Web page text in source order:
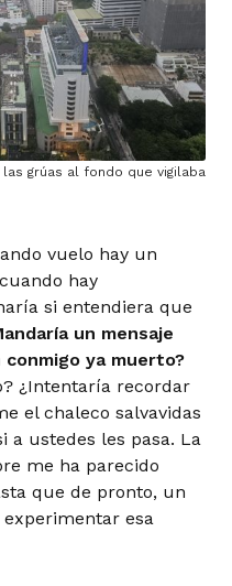
grúas al fondo que vigilaba
vuelo hay un
hay
si entendiera que
un mensaje
ya muerto?
¿Intentaría recordar
el chaleco salvavidas
a ustedes les pasa. La
me ha parecido
que de pronto, un
esa